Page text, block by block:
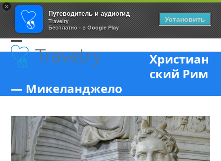
×
Путеводитель и аудиогид
Travelry
Бесплатно - в Google Play
Установить
Skip
to
content
Open
mobile
menu
Close
mobile
menu
Христиан
ский Рим
— Микеланджело